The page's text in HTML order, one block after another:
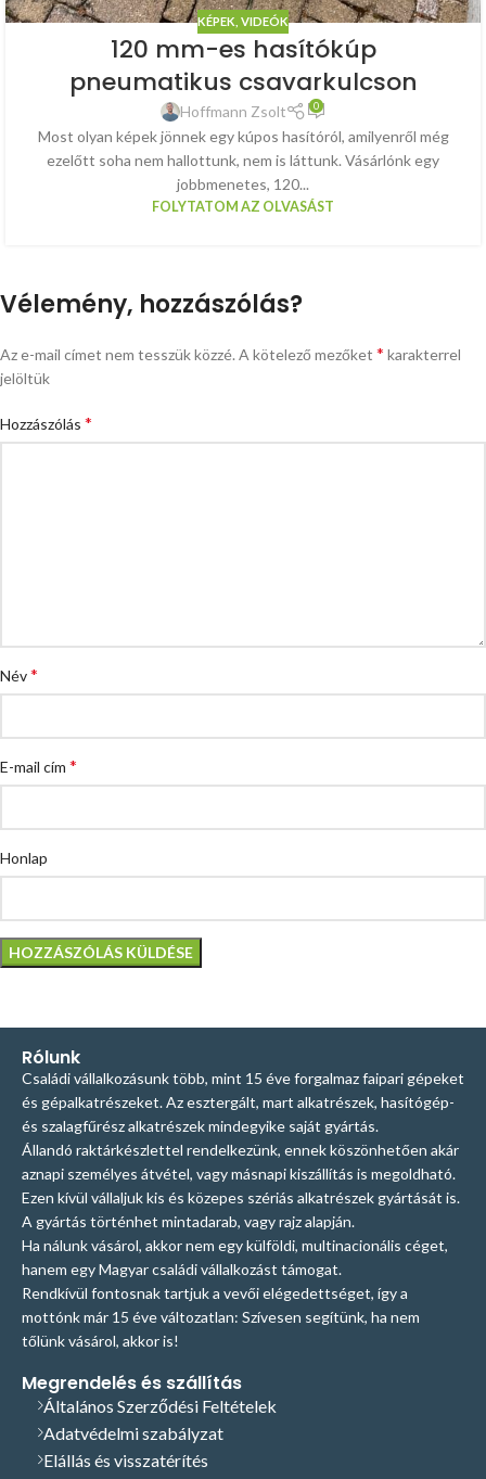
KÉPEK, VIDEÓK
120 mm-es hasítókúp
pneumatikus csavarkulcson
Hoffmann Zsolt 0
Most olyan képek jönnek egy kúpos hasítóról, amilyenről még
ezelőtt soha nem hallottunk, nem is láttunk. Vásárlónk egy
jobbmenetes, 120...
FOLYTATOM AZ OLVASÁST
Vélemény, hozzászólás?
Az e-mail címet nem tesszük közzé.A kötelező mezőket * karakterrel
jelöltük
Hozzászólás *
Név*
E-mail cím *
Honlap
Rólunk
Családi vállalkozásunk több, mint 15 éve forgalmaz faipari gépeket
és gépalkatrészeket. Az esztergált, mart alkatrészek, hasítógép-
és szalagfűrész alkatrészek mindegyike saját gyártás.
Állandó raktárkészlettel rendelkezünk, ennek köszönhetően akár
aznapi személyes átvétel, vagy másnapi kiszállítás is megoldható.
Ezen kívül vállaljuk kis és közepes szériás alkatrészek gyártását is.
A gyártás történhet mintadarab, vagy rajz alapján.
Ha nálunk vásárol, akkor nem egy külföldi, multinacionális céget,
hanem egy Magyar családi vállalkozást támogat.
Rendkívül fontosnak tartjuk a vevői elégedettséget, így a
mottónk már 15 éve változatlan: Szívesen segítünk, ha nem
tőlünk vásárol, akkor is!
Megrendelés és szállítás
Általános Szerződési Feltételek
Adatvédelmi szabályzat
Elállás és visszatérítés